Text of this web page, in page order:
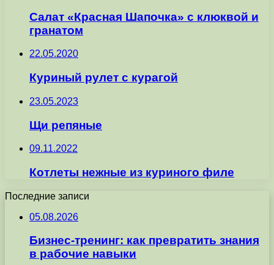
Салат «Красная Шапочка» с клюквой и
гранатом
22.05.2020
Куриный рулет с курагой
23.05.2023
Щи репяные
09.11.2022
Котлеты нежные из куриного филе
Последние записи
05.08.2026
Бизнес-тренинг: как превратить знания
в рабочие навыки